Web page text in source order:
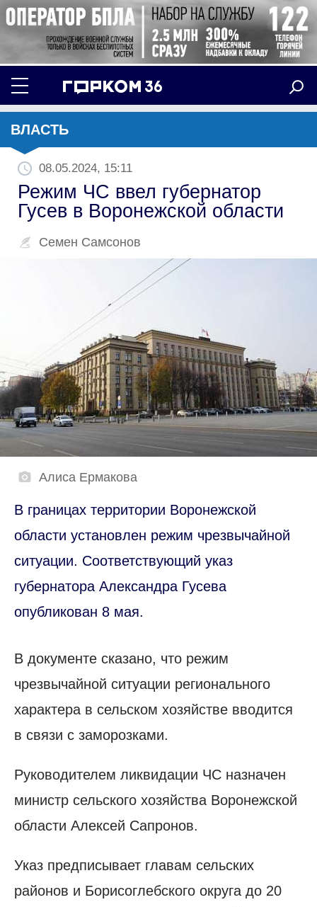
ВЛАСТЬ
08.05.2024, 15:11
Режим ЧС ввел губернатор
Гусев в Воронежской области
Семен Самсонов
Алиса Ермакова
В границах территории Воронежской
области установлен режим чрезвычайной
ситуации. Соответствующий указ
губернатора Александра Гусева
опубликован 8 мая.
В документе сказано, что режим
чрезвычайной ситуации регионального
характера в сельском хозяйстве вводится
в связи с заморозками.
Руководителем ликвидации ЧС назначен
министр сельского хозяйства Воронежской
области Алексей Сапронов.
Указ предписывает главам сельских
районов и Борисоглебского округа до 20